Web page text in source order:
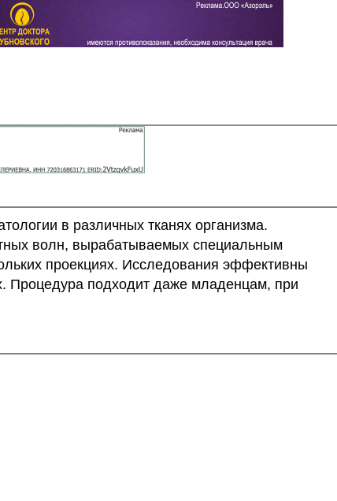
в различных тканях организма.
волн, вырабатываемых специальным
проекциях. Исследования эффективны
Процедура подходит даже младенцам, при